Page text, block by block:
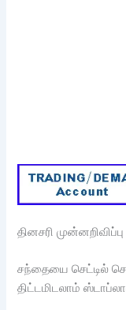
தினசரி
சந்தையை செட்டில்
திட்டமிடலாம்